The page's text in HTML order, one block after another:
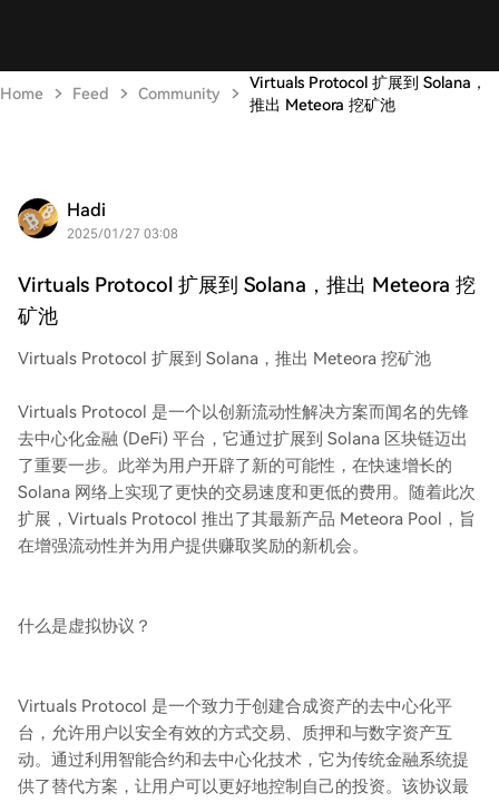
Home Feed Community
Virtuals Protocol 扩展到 Solana，
推出 Meteora 挖矿池
Hadi
2025/01/27 03:08
Virtuals Protocol 扩展到 Solana，推出 Meteora 挖
矿池
Virtuals Protocol 扩展到 Solana，推出 Meteora 挖矿池
Virtuals Protocol 是一个以创新流动性解决方案而闻名的先锋
去中心化金融 (DeFi) 平台，它通过扩展到 Solana 区块链迈出
了重要一步。此举为用户开辟了新的可能性，在快速增长的
Solana 网络上实现了更快的交易速度和更低的费用。随着此次
扩展，Virtuals Protocol 推出了其最新产品 Meteora Pool，旨
在增强流动性并为用户提供赚取奖励的新机会。
什么是虚拟协议？
Virtuals Protocol 是一个致力于创建合成资产的去中心化平
台，允许用户以安全有效的方式交易、质押和与数字资产互
动。通过利用智能合约和去中心化技术，它为传统金融系统提
供了替代方案，让用户可以更好地控制自己的投资。该协议最